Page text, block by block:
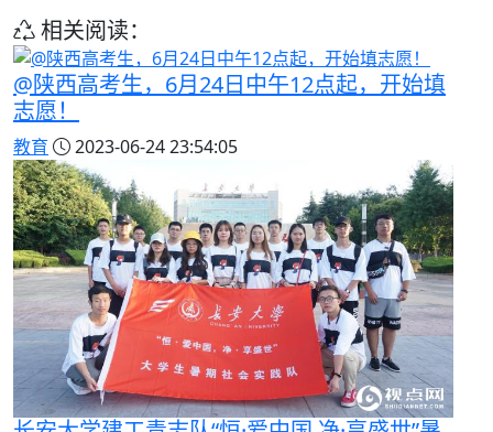
相关阅读：
@陕西高考生，6月24日中午12点起，开始填
志愿！
教育 2023-06-24 23:54:05